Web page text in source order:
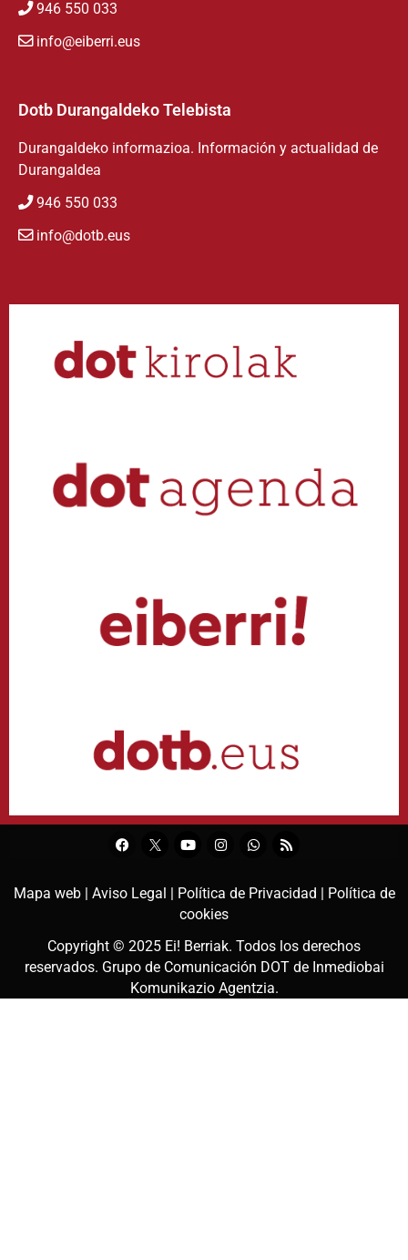
946 550 033
info@eiberri.eus
Dotb Durangaldeko Telebista
Durangaldeko informazioa. Información y actualidad de
Durangaldea
946 550 033
info@dotb.eus
Mapa web | Aviso Legal | Política de Privacidad | Política de
cookies
Copyright © 2025 Ei! Berriak. Todos los derechos
reservados. Grupo de Comunicación DOT de Inmediobai
Komunikazio Agentzia.